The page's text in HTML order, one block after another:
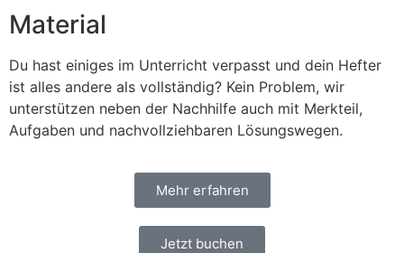
Material
Du hast einiges im Unterricht verpasst und dein Hefter
ist alles andere als vollständig? Kein Problem, wir
unterstützen neben der Nachhilfe auch mit Merkteil,
Aufgaben und nachvollziehbaren Lösungswegen.
Mehr erfahren
Jetzt buchen